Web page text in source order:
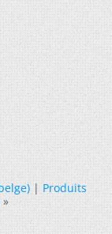
|Produits
»